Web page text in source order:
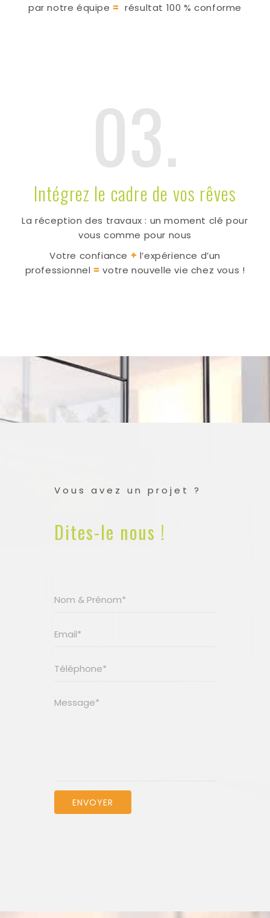
par notre équipe = résultat 100 % conforme
03.
Intégrez le cadre de vos rêves
La réception des travaux : un moment clé pour
vous comme pour nous
Votre confiance + l’expérience d’un
professionnel = votre nouvelle vie chez vous !
Vous avez un projet ?
Dites-le nous !